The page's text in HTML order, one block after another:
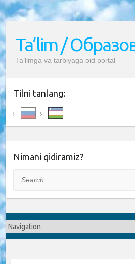
Ta’lim /
Ta’limga va tarbiyaga oid portal
Tilni tanlang:
Nimani qidiramiz?